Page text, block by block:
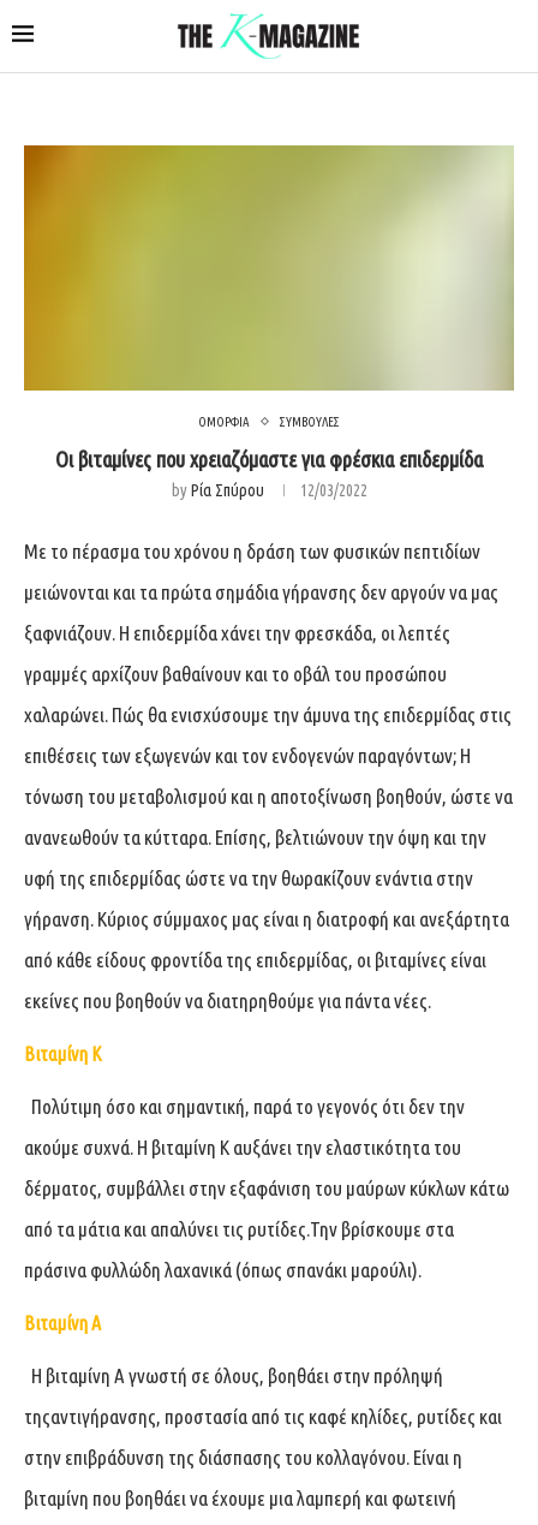
ΟΜΟΡΦΙΑ ΣΥΜΒΟΥΛΕΣ
Οι βιταμίνες που χρειαζόμαστε για φρέσκια επιδερμίδα
byΡία Σπύρου 12/03/2022
Με το πέρασμα του χρόνου η δράση των φυσικών πεπτιδίων
μειώνονται και τα πρώτα σημάδια γήρανσης δεν αργούν να μας
ξαφνιάζουν. Η επιδερμίδα χάνει την φρεσκάδα, οι λεπτές
γραμμές αρχίζουν βαθαίνουν και το οβάλ του προσώπου
χαλαρώνει. Πώς θα ενισχύσουμε την άμυνα της επιδερμίδας στις
επιθέσεις των εξωγενών και τον ενδογενών παραγόντων; Η
τόνωση του μεταβολισμού και η αποτοξίνωση βοηθούν, ώστε να
ανανεωθούν τα κύτταρα. Επίσης, βελτιώνουν την όψη και την
υφή της επιδερμίδας ώστε να την θωρακίζουν ενάντια στην
γήρανση. Κύριος σύμμαχος μας είναι η διατροφή και ανεξάρτητα
από κάθε είδους φροντίδα της επιδερμίδας, οι βιταμίνες είναι
εκείνες που βοηθούν να διατηρηθούμε για πάντα νέες.
Βιταμίνη Κ
Πολύτιμη όσο και σημαντική, παρά το γεγονός ότι δεν την
ακούμε συχνά. Η βιταμίνη Κ αυξάνει την ελαστικότητα του
δέρματος, συμβάλλει στην εξαφάνιση του μαύρων κύκλων κάτω
από τα μάτια και απαλύνει τις ρυτίδες.Την βρίσκουμε στα
πράσινα φυλλώδη λαχανικά (όπως σπανάκι μαρούλι).
Βιταμίνη Α
Η βιταμίνη Α γνωστή σε όλους, βοηθάει στην πρόληψή
τηςαντιγήρανσης, προστασία από τις καφέ κηλίδες, ρυτίδες και
στην επιβράδυνση της διάσπασης του κολλαγόνου. Είναι η
βιταμίνη που βοηθάει να έχουμε μια λαμπερή και φωτεινή